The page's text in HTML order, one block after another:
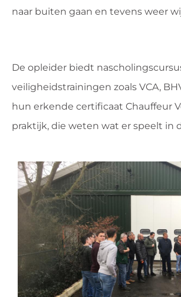
naar buiten gaan en tevens weer
De opleider biedt
veiligheidstrainingen zoals VCA,
hun erkende certificaat Chauffeur
praktijk, die weten wat er speelt in